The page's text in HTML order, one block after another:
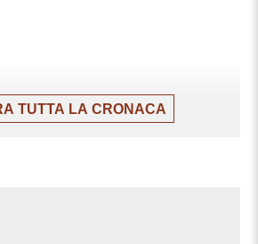
TUTTA LA CRONACA